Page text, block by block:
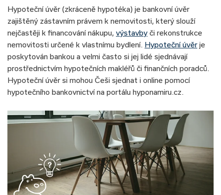
Hypoteční úvěr (zkráceně hypotéka) je bankovní úvěr
zajištěný zástavním právem k nemovitosti, který slouží
nejčastěji k financování nákupu, výstavby či rekonstrukce
nemovitosti určené k vlastnímu bydlení. Hypoteční úvěr je
poskytován bankou a velmi často si jej lidé sjednávají
prostřednictvím hypotečních makléřů či finančních poradců.
Hypoteční úvěr si mohou Češi sjednat i online pomocí
hypotečního bankovnictví na portálu hyponamiru.cz.